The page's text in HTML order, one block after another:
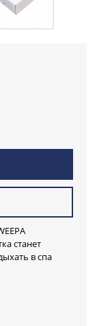
станет
в спа
ею в